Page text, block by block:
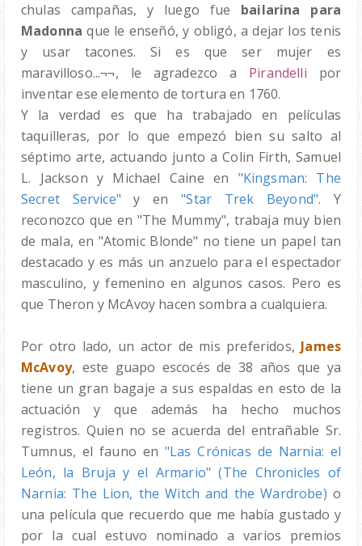
chulas campañas, y luego fue bailarina para
Madonna que le enseñó, y obligó, a dejar los tenis
y usar tacones. Si es que ser mujer es
maravilloso...¬¬, le agradezco a Pirandelli por
inventar ese elemento de tortura en 1760.
Y la verdad es que ha trabajado en películas
taquilleras, por lo que empezó bien su salto al
séptimo arte, actuando junto a Colin Firth, Samuel
L. Jackson y Michael Caine en "Kingsman: The
Secret Service" y en"Star Trek Beyond". Y
reconozco que en "The Mummy", trabaja muy bien
de mala, en "Atomic Blonde" no tiene un papel tan
destacado y es más un anzuelo para el espectador
masculino, y femenino en algunos casos. Pero es
que Theron y McAvoy hacen sombra a cualquiera.
Por otro lado, un actor de mis preferidos, James
McAvoy, este guapo escocés de 38 años que ya
tiene un gran bagaje a sus espaldas en esto de la
actuación y que además ha hecho muchos
registros. Quien no se acuerda del entrañable Sr.
Tumnus, el fauno en "Las Crónicas de Narnia: el
León, la Bruja y el Armario" (The Chronicles of
Narnia: The Lion, the Witch and the Wardrobe) o
una película que recuerdo que me había gustado y
por la cual estuvo nominado a varios premios